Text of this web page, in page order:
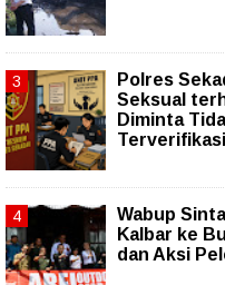
Polres
Seksual
Diminta
Terverifikasi
Wabup
Kalbar ke
dan Aksi